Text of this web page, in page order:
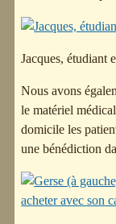
Jacques, étudiant
Nous avons
le matériel
domicile les
une bénédiction